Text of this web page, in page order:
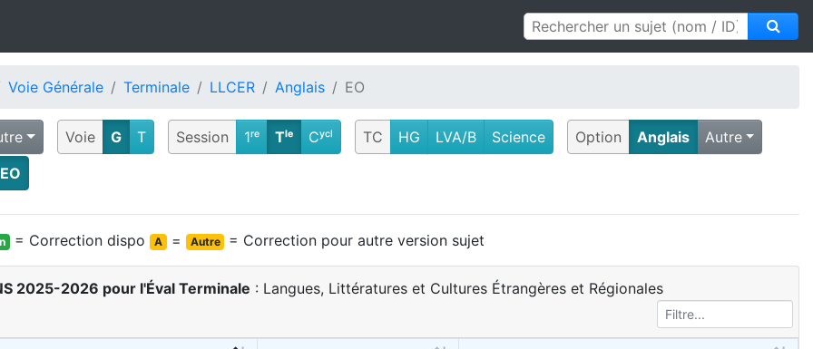
Voie Générale Terminale LLCER Anglais EO
Voie G T Session 1ʳᵉ Tˡᵉ Cʸᶜˡ TC HG LVA/B Science Option Anglais
Autre
EO
= Correction dispo A = Autre = Correction pour autre version sujet
2025-2026 pour l'Éval Terminale : Langues, Littératures et Cultures Étrangères et Régionales